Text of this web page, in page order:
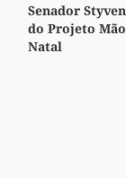
Senador
do Projeto
Natal